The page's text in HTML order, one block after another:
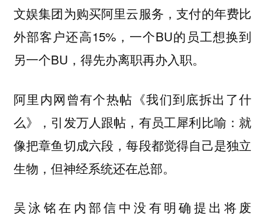
文娱集团为购买阿里云服务，支付的年费比
外部客户还高15%，一个BU的员工想换到
另一个BU，得先办离职再办入职。
阿里内网曾有个热帖《我们到底拆出了什
么》，引发万人跟帖，有员工犀利比喻：就
像把章鱼切成六段，每段都觉得自己是独立
生物，但神经系统还在总部。
吴泳铭在内部信中没有明确提出将废